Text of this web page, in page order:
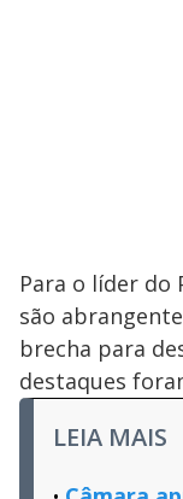
Para o líder do
são
brecha para
destaques
LEIA MAIS